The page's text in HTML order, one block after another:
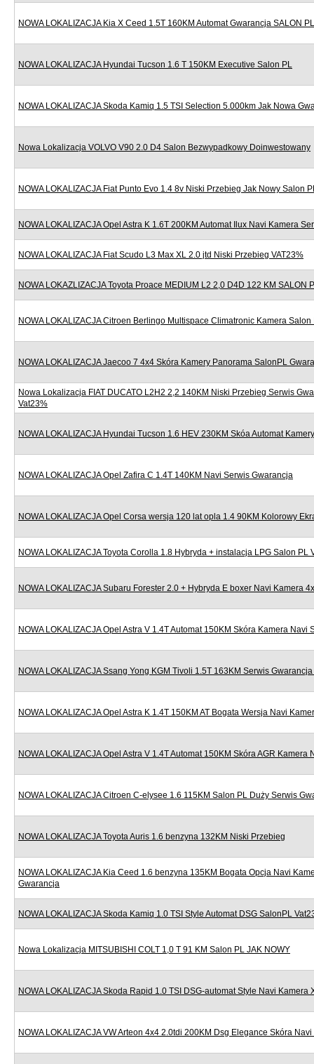
NOWA LOKALIZACJA Kia X Ceed 1.5T 160KM Automat Gwarancja SALON PL
NOWA LOKALIZACJA Hyundai Tucson 1.6 T 150KM Executive Salon PL
NOWA LOKALIZACJA Skoda Kamiq 1.5 TSI Selection 5.000km Jak Nowa
Nowa Lokalizacja VOLVO V90 2.0 D4 Salon Bezwypadkowy Doinwestowany
NOWA LOKALIZACJA Fiat Punto Evo 1.4 8v Niski Przebieg Jak Nowy Salon
NOWA LOKALIZACJA Opel Astra K 1.6T 200KM Automat Ilux Navi Kamera
NOWA LOKALIZACJA Fiat Scudo L3 Max XL 2.0 jtd Niski Przebieg VAT23%
NOWA LOKAZLIZACJA Toyota Proace MEDIUM L2 2,0 D4D 122 KM SALON
NOWA LOKALIZACJA Citroen Berlingo Multispace Climatronic Kamera Salon
NOWA LOKALIZACJA Jaecoo 7 4x4 Skóra Kamery Panorama SalonPL
Nowa Lokalizacja FIAT DUCATO L2H2 2,2 140KM Niski Przebieg Serwis
Vat23%
NOWA LOKALIZACJA Hyundai Tucson 1.6 HEV 230KM Skóa Automat
NOWA LOKALIZACJA Opel Zafira C 1.4T 140KM Navi Serwis Gwarancja
NOWA LOKALIZACJA Opel Corsa wersja 120 lat opla 1.4 90KM Kolorowy
NOWA LOKALIZACJA Toyota Corolla 1.8 Hybryda + instalacja LPG Salon PL
NOWA LOKALIZACJA Subaru Forester 2.0 + Hybryda E boxer Navi Kamera
NOWA LOKALIZACJA Opel Astra V 1.4T Automat 150KM Skóra Kamera Navi
NOWA LOKALIZACJA Ssang Yong KGM Tivoli 1.5T 163KM Serwis
NOWA LOKALIZACJA Opel Astra K 1.4T 150KM AT Bogata Wersja Navi
NOWA LOKALIZACJA Opel Astra V 1.4T Automat 150KM Skóra AGR Kamera
NOWA LOKALIZACJA Citroen C-elysee 1.6 115KM Salon PL Duży Serwis
NOWA LOKALIZACJA Toyota Auris 1.6 benzyna 132KM Niski Przebieg
NOWA LOKALIZACJA Kia Ceed 1.6 benzyna 135KM Bogata Opcja Navi
Gwarancja
NOWA LOKALIZACJA Skoda Kamiq 1.0 TSI Style Automat DSG SalonPL
Nowa Lokalizacja MITSUBISHI COLT 1,0 T 91 KM Salon PL JAK NOWY
NOWA LOKALIZACJA Skoda Rapid 1.0 TSI DSG-automat Style Navi Kamera
NOWA LOKALIZACJA VW Arteon 4x4 2.0tdi 200KM Dsg Elegance Skóra